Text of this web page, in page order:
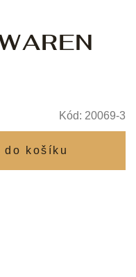
Kód: 20069-3